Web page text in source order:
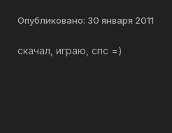
Опубликовано: 30 января 2011
скачал, играю, спс =)